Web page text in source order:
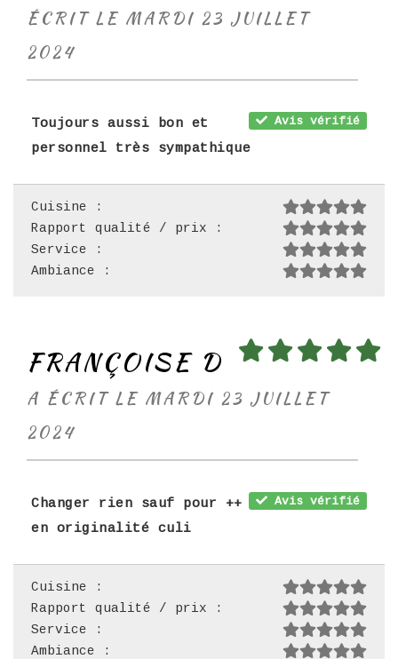
ÉCRIT LE MARDI 23 JUILLET
2024
Avis vérifié
Toujours aussi bon et
personnel très sympathique
Cuisine :
Rapport qualité / prix :
Service :
Ambiance :
FRANÇOISE D
A ÉCRIT LE MARDI 23 JUILLET
2024
Avis vérifié
Changer rien sauf pour ++
en originalité culi
Cuisine :
Rapport qualité / prix :
Service :
Ambiance :